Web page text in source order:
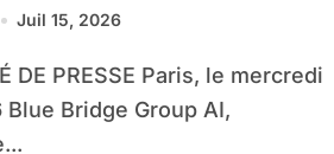
Juil 15, 2026
Bridge Group AI,